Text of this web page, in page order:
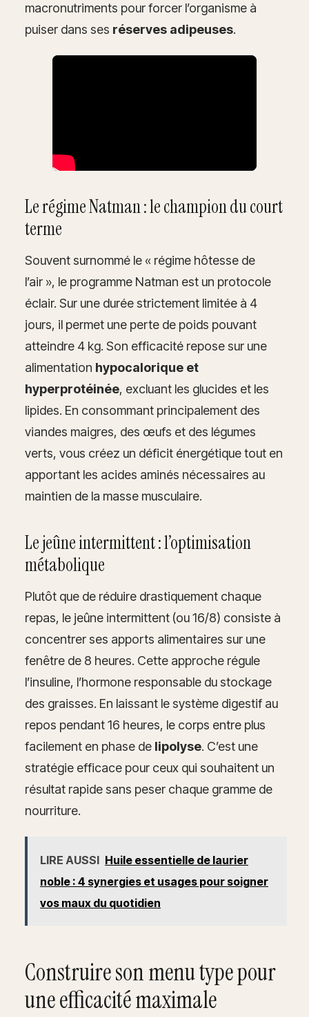
macronutriments pour forcer l’organisme à
puiser dans ses réserves adipeuses.
Le régime Natman : le champion du court
terme
Souvent surnommé le « régime hôtesse de
l’air », le programme Natman est un protocole
éclair. Sur une durée strictement limitée à 4
jours, il permet une perte de poids pouvant
atteindre 4 kg. Son efficacité repose sur une
alimentation hypocalorique et
hyperprotéinée, excluant les glucides et les
lipides. En consommant principalement des
viandes maigres, des œufs et des légumes
verts, vous créez un déficit énergétique tout en
apportant les acides aminés nécessaires au
maintien de la masse musculaire.
Le jeûne intermittent : l’optimisation
métabolique
Plutôt que de réduire drastiquement chaque
repas, le jeûne intermittent (ou 16/8) consiste à
concentrer ses apports alimentaires sur une
fenêtre de 8 heures. Cette approche régule
l’insuline, l’hormone responsable du stockage
des graisses. En laissant le système digestif au
repos pendant 16 heures, le corps entre plus
facilement en phase de lipolyse. C’est une
stratégie efficace pour ceux qui souhaitent un
résultat rapide sans peser chaque gramme de
nourriture.
LIRE AUSSI Huile essentielle de laurier
noble : 4 synergies et usages pour soigner
vos maux du quotidien
Construire son menu type pour
une efficacité maximale